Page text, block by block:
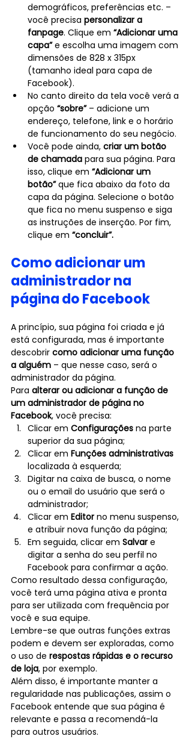
demográficos, preferências etc. –
você precisa personalizar a
fanpage. Clique em “Adicionar uma
capa” e escolha uma imagem com
dimensões de 828 x 315px
(tamanho ideal para capa de
Facebook).
No canto direito da tela você verá a
opção “sobre” – adicione um
endereço, telefone, link e o horário
de funcionamento do seu negócio.
Você pode ainda, criar um botão
de chamada para sua página. Para
isso, clique em “Adicionar um
botão” que fica abaixo da foto da
capa da página. Selecione o botão
que fica no menu suspenso e siga
as instruções de inserção. Por fim,
clique em “concluir”.
Como adicionar um
administrador na
página do Facebook
A princípio, sua página foi criada e já
está configurada, mas é importante
descobrir como adicionar uma função
a alguém – que nesse caso, será o
administrador da página.
Para alterar ou adicionar a função de
um administrador de página no
Facebook, você precisa:
Clicar em Configurações na parte
superior da sua página;
Clicar em Funções administrativas
localizada à esquerda;
Digitar na caixa de busca, o nome
ou o email do usuário que será o
administrador;
Clicar em Editor no menu suspenso,
e atribuir nova função da página;
Em seguida, clicar em Salvar e
digitar a senha do seu perfil no
Facebook para confirmar a ação.
Como resultado dessa configuração,
você terá uma página ativa e pronta
para ser utilizada com frequência por
você e sua equipe.
Lembre-se que outras funções extras
podem e devem ser exploradas, como
o uso de respostas rápidas e o recurso
de loja, por exemplo.
Além disso, é importante manter a
regularidade nas publicações, assim o
Facebook entende que sua página é
relevante e passa a recomendá-la
para outros usuários.